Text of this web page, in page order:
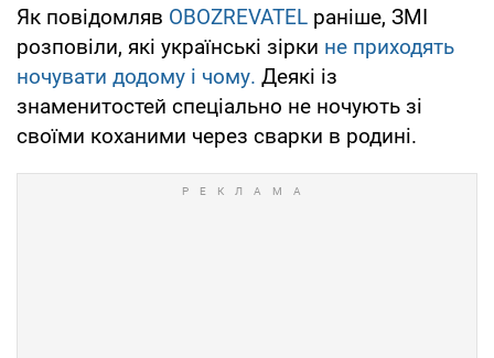
Як повідомляв OBOZREVATEL раніше, ЗМІ
розповіли, які українські зірки не приходять
ночувати додому і чому. Деякі із
знаменитостей спеціально не ночують зі
своїми коханими через сварки в родині.